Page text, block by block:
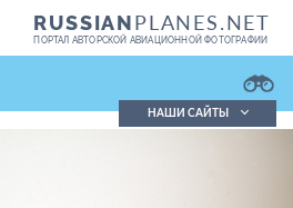
RUSSIANPLANES.NET
ПОРТАЛ АВТОРСКОЙ АВИАЦИОННОЙ ФОТОГРАФИИ
в реестре
НАШИ САЙТЫ